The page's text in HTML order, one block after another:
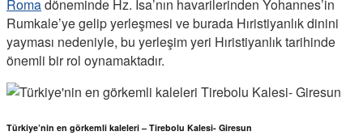
Romadöneminde Hz. İsa’nın havarilerinden Yohannes’in
Rumkale’ye gelip yerleşmesi ve burada Hıristiyanlık dinini
yayması nedeniyle, bu yerleşim yeri Hıristiyanlık tarihinde
önemli bir rol oynamaktadır.
Türkiye’nin en görkemli kaleleri – Tirebolu Kalesi- Giresun